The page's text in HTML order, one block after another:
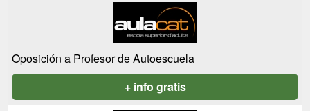
Oposición a Profesor de Autoescuela
+ info gratis